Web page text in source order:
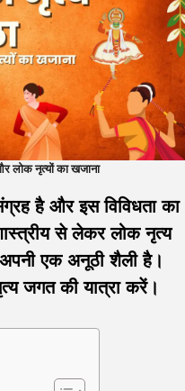
लोक नृत्यों का खजाना
है और इस विविधता का
से लेकर लोक नृत्य
एक अनूठी शैली है।
जगत की यात्रा करें।